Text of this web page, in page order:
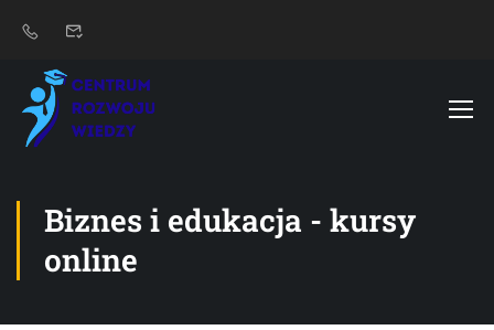
Biznes i edukacja - kursy
online